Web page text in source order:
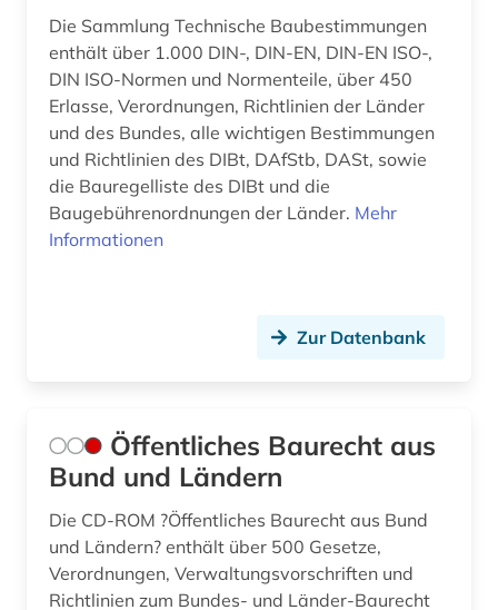
Die Sammlung Technische Baubestimmungen
enthält über 1.000 DIN-, DIN-EN, DIN-EN ISO-,
DIN ISO-Normen und Normenteile, über 450
Erlasse, Verordnungen, Richtlinien der Länder
und des Bundes, alle wichtigen Bestimmungen
und Richtlinien des DIBt, DAfStb, DASt, sowie
die Bauregelliste des DIBt und die
Baugebührenordnungen der Länder. Mehr
Informationen
Zur Datenbank
Öffentliches Baurecht aus
Bund und Ländern
Die CD-ROM ?Öffentliches Baurecht aus Bund
und Ländern? enthält über 500 Gesetze,
Verordnungen, Verwaltungsvorschriften und
Richtlinien zum Bundes- und Länder-Baurecht